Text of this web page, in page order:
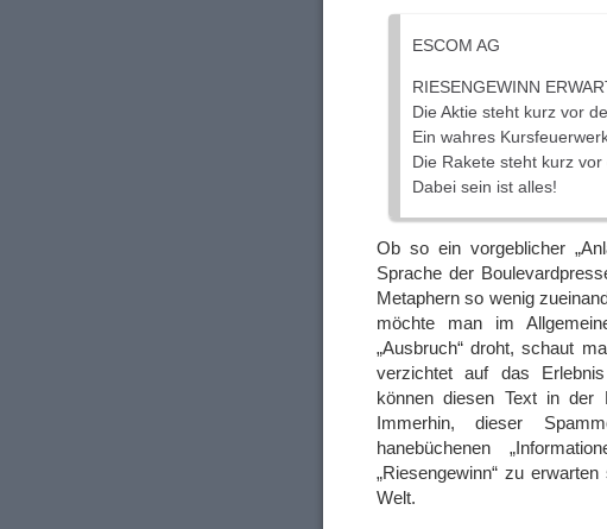
ESCOM AG
RIESENGEWINN
Die Aktie steht kurz vor
Ein wahres
Die Rakete steht kurz vor
Dabei sein ist alles!
Ob so ein vorgeblicher
Sprache der
Metaphern so wenig
möchte man im
„Ausbruch“ droht, schaut
verzichtet auf das
können diesen Text in der
Immerhin, dieser
hanebüchenen
„Riesengewinn“ zu
Welt.